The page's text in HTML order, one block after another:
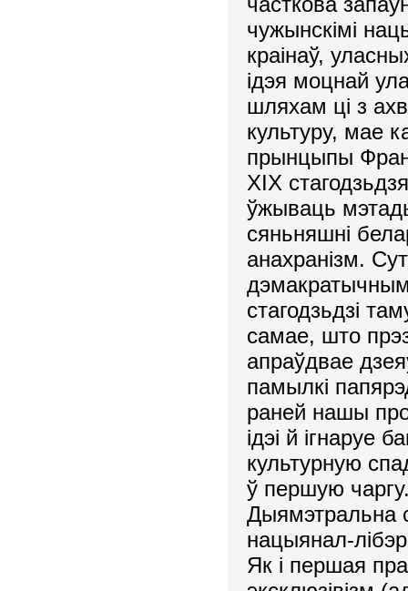
чужынскімі
краінаў,
ідэя моцнай
шляхам ці з
культуру, мае
прынцыпы
ХІХ
ўжываць
сяньняшні
анахранізм.
стагодзьдзі
самае, што
апраўдвае
памылкі
раней нашы
ідэі й ігнаруе
культурную
ў першую
Дыямэтральна
нацыянал-
Як і першая